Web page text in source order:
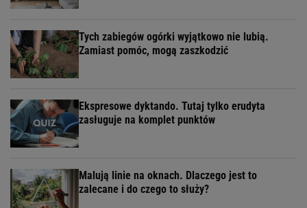
Tych zabiegów ogórki wyjątkowo nie lubią.
Zamiast pomóc, mogą zaszkodzić
Ekspresowe dyktando. Tutaj tylko erudyta
zasługuje na komplet punktów
Malują linie na oknach. Dlaczego jest to
zalecane i do czego to służy?